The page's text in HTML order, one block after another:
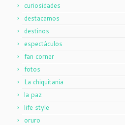
curiosidades
destacamos
destinos
espectáculos
fan corner
fotos
La chiquitania
la paz
life style
oruro